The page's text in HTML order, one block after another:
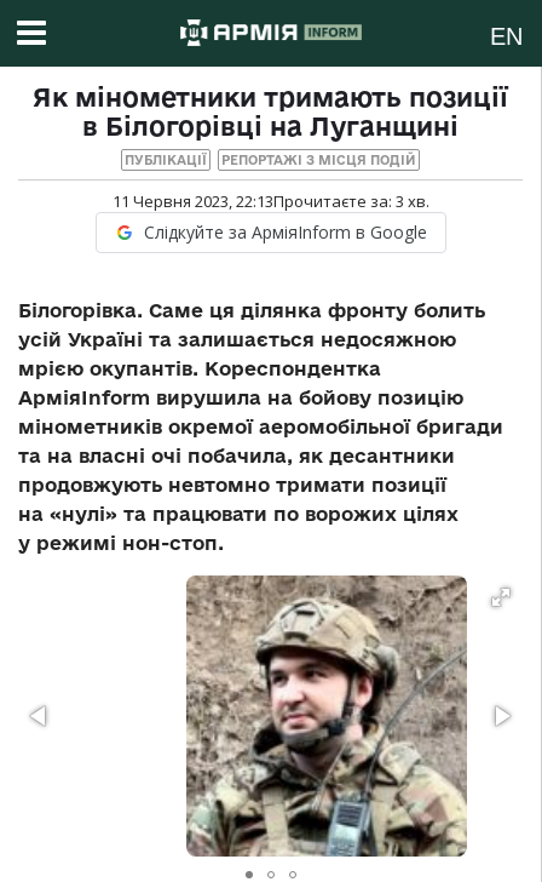
EN
Як мінометники тримають позиції
в Білогорівці на Луганщині
ПУБЛІКАЦІЇ РЕПОРТАЖІ З МІСЦЯ ПОДІЙ
11 Червня 2023, 22:13Прочитаєте за: 3 хв.
Слідкуйте за АрміяInform в Google
Білогорівка. Саме ця ділянка фронту болить
усій Україні та залишається недосяжною
мрією окупантів. Кореспондентка
АрміяInform вирушила на бойову позицію
мінометників окремої аеромобільної бригади
та на власні очі побачила, як десантники
продовжують невтомно тримати позиції
на «нулі» та працювати по ворожих цілях
у режимі нон-стоп.